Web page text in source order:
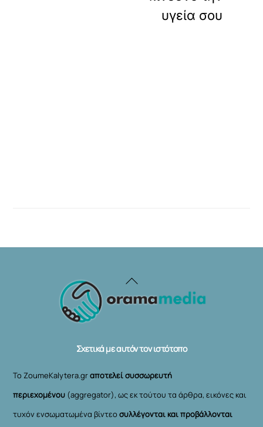
υγεία σου
Back
To
Σχετικά με αυτόν τον ιστότοπο
Το ZoumeKalytera.grαποτελεί συσσωρευτή
περιεχομένου (aggregator), ως εκ τούτου τα άρθρα, εικόνες και
τυχόν ενσωματωμένα βίντεοσυλλέγονται και προβάλλονται